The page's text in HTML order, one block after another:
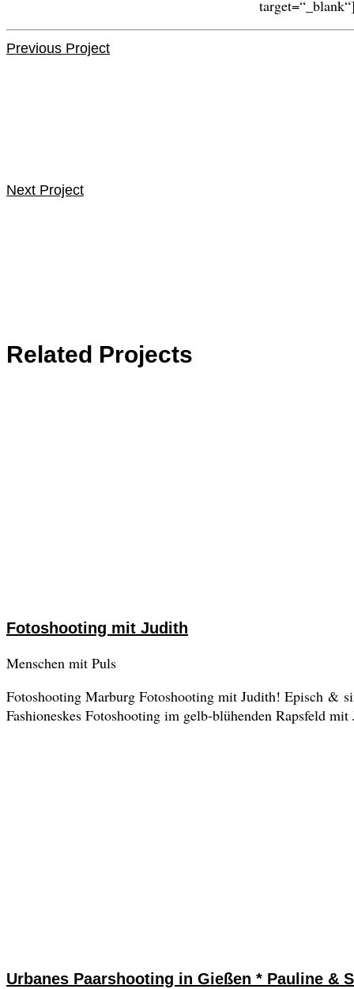
Previous Project
Next Project
Related Projects
Fotoshooting mit Judith
Menschen mit Puls
Fotoshooting Marburg Fotoshooting mit Judith! Episch &
Fashioneskes Fotoshooting im gelb-blühenden Rapsfeld
Urbanes Paarshooting in Gießen * Pauline &